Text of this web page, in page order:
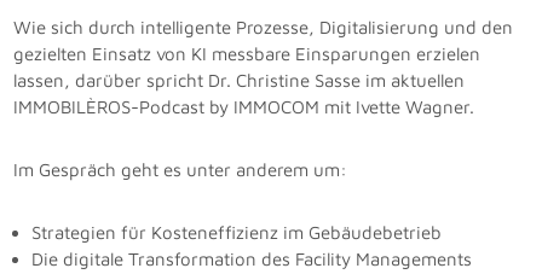
Wie sich durch intelligente Prozesse, Digitalisierung und den
gezielten Einsatz von KI messbare Einsparungen erzielen
lassen, darüber spricht Dr. Christine Sasse im aktuellen
IMMOBILÈROS-Podcast by IMMOCOM mit Ivette Wagner.
Im Gespräch geht es unter anderem um:
Strategien für Kosteneffizienz im Gebäudebetrieb
Die digitale Transformation des Facility Managements